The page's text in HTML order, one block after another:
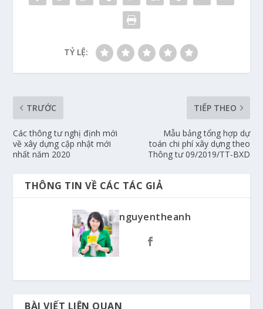
TỶ LỆ:
TRƯỚC
Các thông tư nghị định mới
về xây dựng cập nhật mới
nhất năm 2020
TIẾP THEO
Mẫu bảng tổng hợp dự
toán chi phí xây dựng theo
Thông tư 09/2019/TT-BXD
THÔNG TIN VỀ CÁC TÁC GIẢ
nguyentheanh
BÀI VIẾT LIÊN QUAN